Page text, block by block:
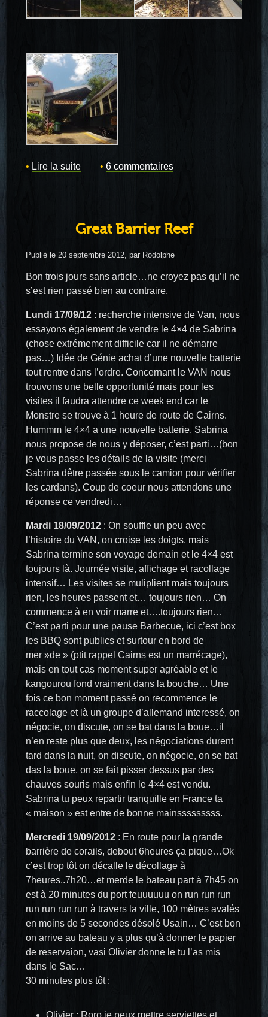
Lire la suite 6 commentaires
Great Barrier Reef
Publié le 20 septembre 2012, par Rodolphe
Bon trois jours sans article…ne croyez pas qu’il ne
s’est rien passé bien au contraire.
Lundi 17/09/12 : recherche intensive de Van, nous
essayons également de vendre le 4×4 de Sabrina
(chose extrémement difficile car il ne démarre
pas…) Idée de Génie achat d’une nouvelle batterie
tout rentre dans l’ordre. Concernant le VAN nous
trouvons une belle opportunité mais pour les
visites il faudra attendre ce week end car le
Monstre se trouve à 1 heure de route de Cairns.
Hummm le 4×4 a une nouvelle batterie, Sabrina
nous propose de nous y déposer, c’est parti…(bon
je vous passe les détails de la visite (merci
Sabrina dêtre passée sous le camion pour vérifier
les cardans). Coup de coeur nous attendons une
réponse ce vendredi…
Mardi 18/09/2012 : On souffle un peu avec
l’histoire du VAN, on croise les doigts, mais
Sabrina termine son voyage demain et le 4×4 est
toujours là. Journée visite, affichage et racollage
intensif… Les visites se muliplient mais toujours
rien, les heures passent et… toujours rien… On
commence à en voir marre et….toujours rien…
C’est parti pour une pause Barbecue, ici c’est box
les BBQ sont publics et surtour en bord de
mer »de » (ptit rappel Cairns est un marrécage),
mais en tout cas moment super agréable et le
kangourou fond vraiment dans la bouche… Une
fois ce bon moment passé on recommence le
raccolage et là un groupe d’allemand interessé, on
négocie, on discute, on se bat dans la boue…il
n’en reste plus que deux, les négociations durent
tard dans la nuit, on discute, on négocie, on se bat
das la boue, on se fait pisser dessus par des
chauves souris mais enfin le 4×4 est vendu.
Sabrina tu peux repartir tranquille en France ta
« maison » est entre de bonne mainsssssssss.
Mercredi 19/09/2012 : En route pour la grande
barrière de corails, debout 6heures ça pique…Ok
c’est trop tôt on décalle le décollage à
7heures..7h20…et merde le bateau part à 7h45 on
est à 20 minutes du port feuuuuuu on run run run
run run run run à travers la ville, 100 mètres avalés
en moins de 5 secondes désolé Usain… C’est bon
on arrive au bateau y a plus qu’à donner le papier
de reservaion, vasi Olivier donne le tu l’as mis
dans le Sac…
30 minutes plus tôt :